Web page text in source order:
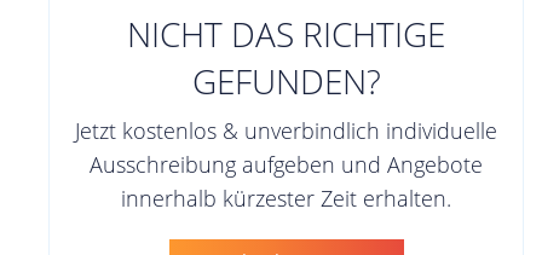
NICHT DAS RICHTIGE
GEFUNDEN?
Jetzt kostenlos & unverbindlich individuelle
Ausschreibung aufgeben und Angebote
innerhalb kürzester Zeit erhalten.